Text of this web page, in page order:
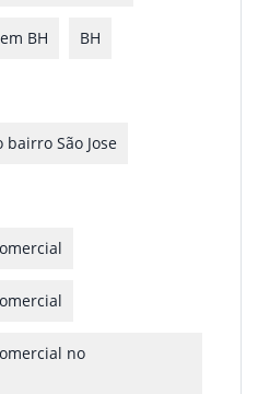
BH BH
São Jose
no